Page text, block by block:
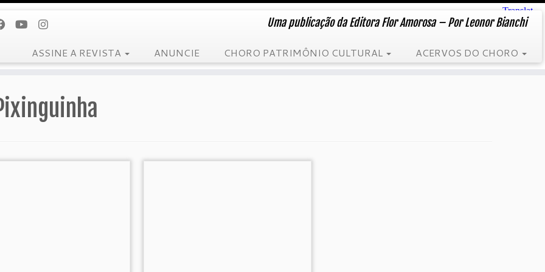
Uma publicação da Editora Flor Amorosa – Por Leonor Bianchi
ASSINE A REVISTA ANUNCIE CHORO PATRIMÔNIO CULTURAL ACERVOS DO CHORO